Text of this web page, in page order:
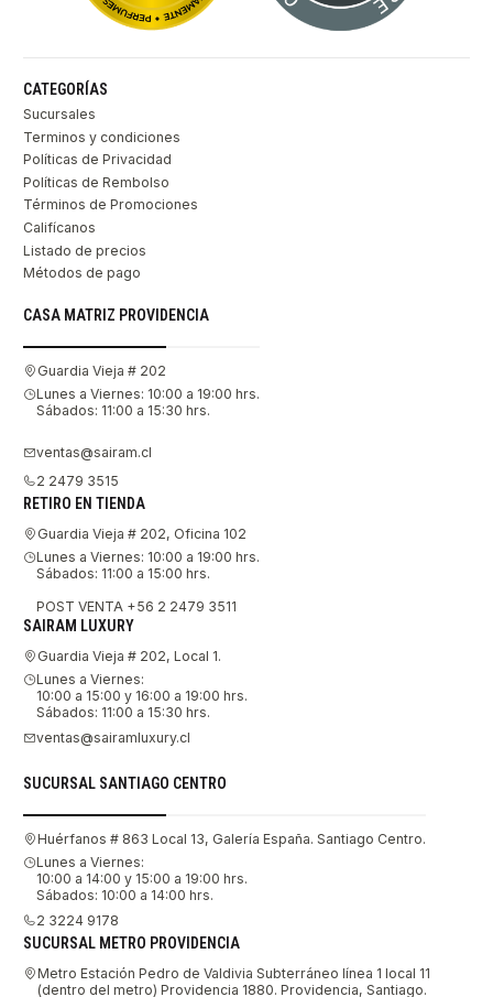
CATEGORÍAS
Sucursales
Terminos y condiciones
Políticas de Privacidad
Políticas de Rembolso
Términos de Promociones
Califícanos
Listado de precios
Métodos de pago
CASA MATRIZ PROVIDENCIA
Guardia Vieja # 202
Lunes a Viernes: 10:00 a 19:00 hrs.
Sábados: 11:00 a 15:30 hrs.
ventas@sairam.cl
2 2479 3515
RETIRO EN TIENDA
Guardia Vieja # 202, Oficina 102
Lunes a Viernes: 10:00 a 19:00 hrs.
Sábados: 11:00 a 15:00 hrs.
POST VENTA +56 2 2479 3511
SAIRAM LUXURY
Guardia Vieja # 202, Local 1.
Lunes a Viernes:
10:00 a 15:00 y 16:00 a 19:00 hrs.
Sábados: 11:00 a 15:30 hrs.
ventas@sairamluxury.cl
SUCURSAL SANTIAGO CENTRO
Huérfanos # 863 Local 13, Galería España. Santiago Centro.
Lunes a Viernes:
10:00 a 14:00 y 15:00 a 19:00 hrs.
Sábados: 10:00 a 14:00 hrs.
2 3224 9178
SUCURSAL METRO PROVIDENCIA
Metro Estación Pedro de Valdivia Subterráneo línea 1 local 11
(dentro del metro) Providencia 1880. Providencia, Santiago.